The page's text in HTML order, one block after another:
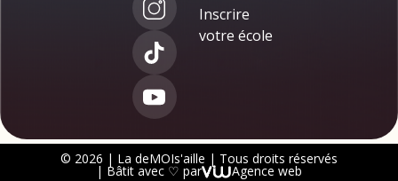
Inscrire
votre école
© 2026 | La deMOIs'aille | Tous droits réservés
| Bâtit avec ♡ par Agence web